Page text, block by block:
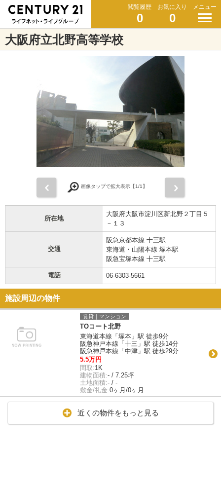
閲覧履歴
0
お気に入り
0
メニュー
大阪府立北野高等学校
画像タップで拡大表示【1/1】
所在地
大阪府大阪市淀川区新北野２丁目５
－１３
交通
阪急京都本線 十三駅
東海道・山陽本線 塚本駅
阪急宝塚本線 十三駅
電話 06-6303-5661
施設周辺の物件
賃貸｜マンション
TOコート北野
東海道本線「塚本」駅 徒歩9分
阪急神戸本線「十三」駅 徒歩14分
阪急神戸本線「中津」駅 徒歩29分
5.5万円
間取:1K
建物面積:- / 7.25坪
土地面積:- / -
敷金/礼金:0ヶ月/0ヶ月
近くの物件をもっと見る